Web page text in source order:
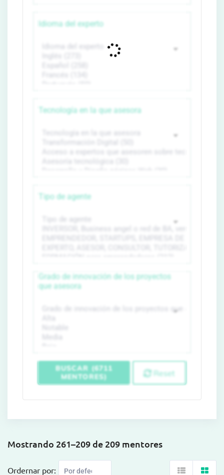
Idioma del experto
Tecnología en la que asesora
Tipo de agente
Grado de innovación de los proyectos
que asesora
BUSCAR (6711
MENTORES)
Reset
Mostrando 261–209 de 209 mentores
Ordernar por: